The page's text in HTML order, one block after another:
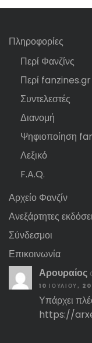
Πληροφορίες
Περί Φανζίνς
Περί fanzines.gr
Συντελεστές
Διανομή
Ψηφιοποίηση
Λεξικό
F.A.Q.
Αρχείο Φανζίν
Ανεξάρτητες
Σύνδεσμοι
Επικοινωνία
Αρουραίος
10 ΙΟΥΛΊΟΥ,
Υπάρχει
https://